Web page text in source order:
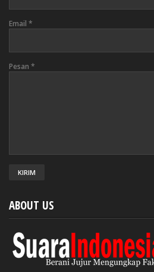
Email *
Pesan *
ABOUT US